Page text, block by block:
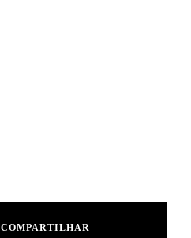
COMPARTILHAR